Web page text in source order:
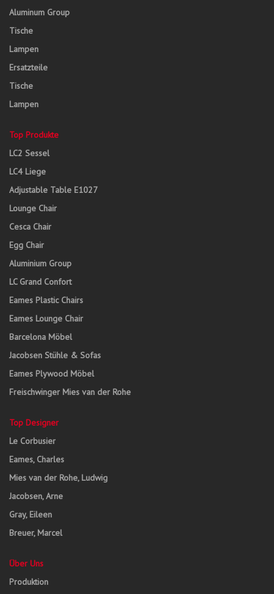
Aluminum Group
Tische
Lampen
Ersatzteile
Tische
Lampen
Top Produkte
LC2 Sessel
LC4 Liege
Adjustable Table E1027
Lounge Chair
Cesca Chair
Egg Chair
Aluminium Group
LC Grand Confort
Eames Plastic Chairs
Eames Lounge Chair
Barcelona Möbel
Jacobsen Stühle & Sofas
Eames Plywood Möbel
Freischwinger Mies van der Rohe
Top Designer
Le Corbusier
Eames, Charles
Mies van der Rohe, Ludwig
Jacobsen, Arne
Gray, Eileen
Breuer, Marcel
Über Uns
Produktion